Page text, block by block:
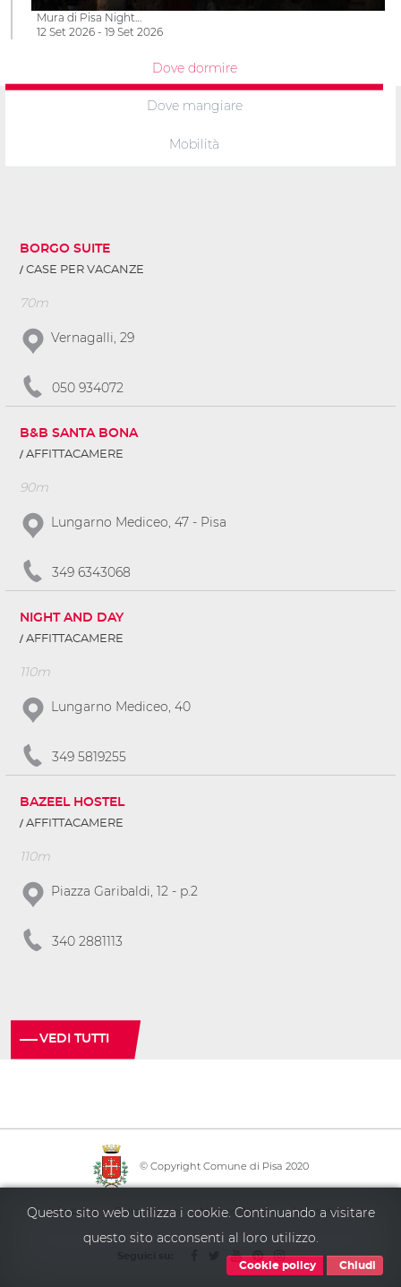
Mura di Pisa Night…
12 Set 2026 - 19 Set 2026
Dove dormire
Dove mangiare
Mobilità
BORGO SUITE
CASE PER VACANZE
70m
Vernagalli, 29
050 934072
B&B SANTA BONA
AFFITTACAMERE
90m
Lungarno Mediceo, 47 - Pisa
349 6343068
NIGHT AND DAY
AFFITTACAMERE
110m
Lungarno Mediceo, 40
349 5819255
BAZEEL HOSTEL
AFFITTACAMERE
110m
Piazza Garibaldi, 12 - p.2
340 2881113
VEDI TUTTI
© Copyright Comune di Pisa 2020
Info point·Policy privacy ·Mappa del sito·Accessibilità
Questo sito web utilizza i cookie. Continuando a visitare
questo sito acconsenti al loro utilizzo.
Cookie policy Chiudi